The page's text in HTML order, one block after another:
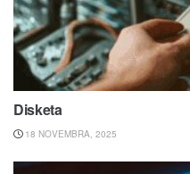
Disketa
18 NOVEMBRA, 2025